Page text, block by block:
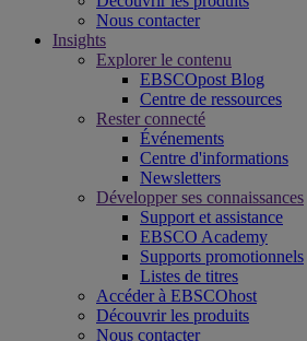
Nous contacter
Insights
Explorer le contenu
EBSCOpost Blog
Centre de ressources
Rester connecté
Événements
Centre d'informations
Newsletters
Développer ses connaissances
Support et assistance
EBSCO Academy
Supports promotionnels
Listes de titres
Accéder à EBSCOhost
Découvrir les produits
Nous contacter